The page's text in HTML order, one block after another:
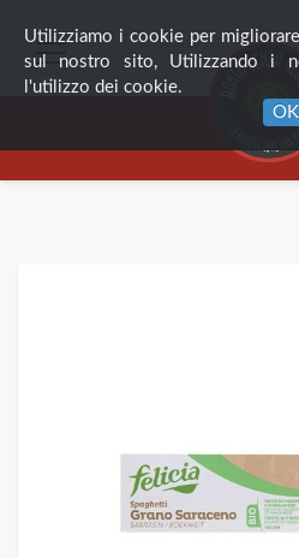
Utilizziamo i cookie per
sul nostro sito, Utilizzando i
l'utilizzo dei cookie.
OK